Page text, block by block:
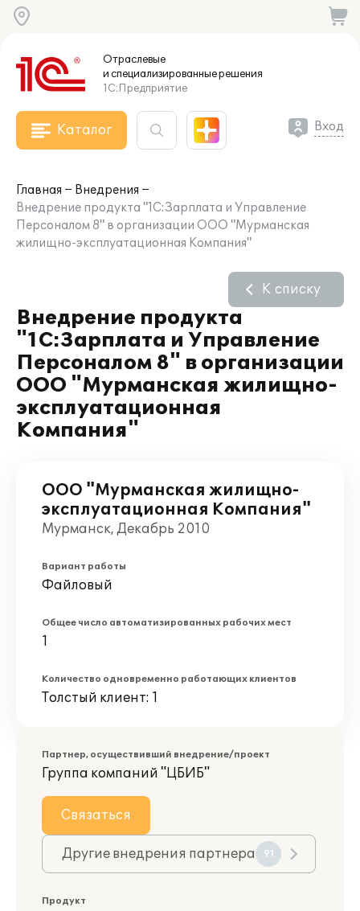
Отраслевые
и специализированныерешения
1С:Предприятие
Каталог Вход
Главная
Внедрения
Внедрение продукта "1С:Зарплата и Управление
Персоналом 8" в организации ООО "Мурманская
жилищно-эксплуатационная Компания"
Внедрение продукта
"1С:Зарплата и Управление
Персоналом 8" в организации
ООО "Мурманская жилищно-
эксплуатационная
Компания"
К списку
ООО "Мурманская жилищно-
эксплуатационная Компания"
Мурманск, Декабрь 2010
Вариант работы
Файловый
Общее число автоматизированных рабочих мест
1
Количество одновременно работающих клиентов
Толстый клиент: 1
Партнер, осуществивший внедрение/проект
Группа компаний "ЦБИБ"
Связаться
Другие внедрения партнера 91
Продукт